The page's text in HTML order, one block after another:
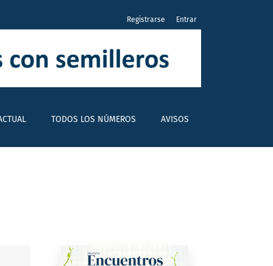
TODOS LOS NÚMEROS AVISOS
Registrarse Entrar